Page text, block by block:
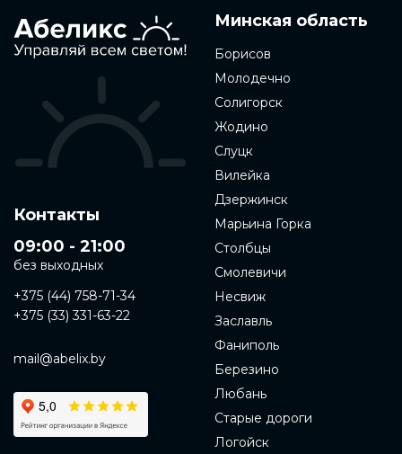
Контакты
09:00 - 21:00
без выходных
+375 (44) 758-71-34
+375 (33) 331-63-22
mail@abelix.by
Минская область
Борисов
Молодечно
Солигорск
Жодино
Слуцк
Вилейка
Дзержинск
Марьина Горка
Столбцы
Смолевичи
Несвиж
Заславль
Фаниполь
Березино
Любань
Старые дороги
Логойск